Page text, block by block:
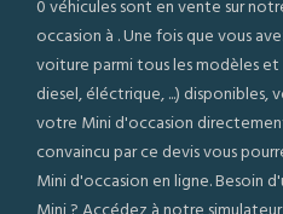
0 véhicules sont en vente sur
occasion à . Une fois que vous
voiture parmi tous les modèles et
diesel, éléctrique, ...) disponibles,
votre Mini d'occasion
convaincu par ce devis vous
Mini d'occasion en ligne. Besoin